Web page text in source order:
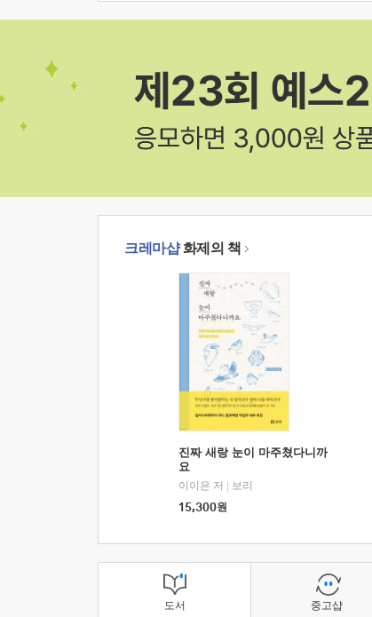
크레마샵화제의 책
진짜 새랑 눈이 마주쳤다니까
요
이이은 저
보리
15,300원
도서 중고샵